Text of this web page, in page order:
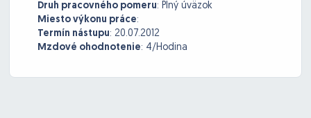
Druh pracovného pomeru: Plný úväzok
Miesto výkonu práce:
Termín nástupu: 20.07.2012
Mzdové ohodnotenie: 4/Hodina